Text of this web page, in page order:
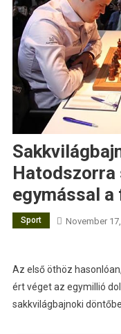
egymással a
Sport November
Az első öthöz
ért véget az egymillió
sakkvilágbajnoki